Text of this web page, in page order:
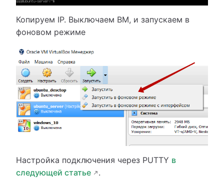
Копируем IP. Выключаем ВМ, и запускаем в
фоновом режиме
Настройка подключения через PUTTY в
следующей статье
.